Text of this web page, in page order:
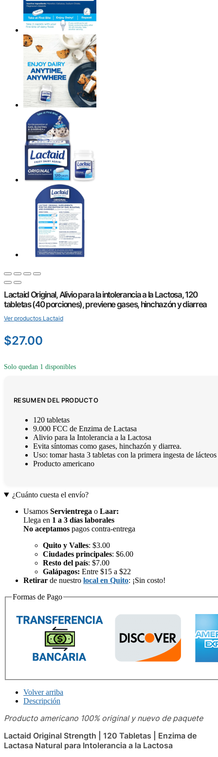
Lactaid Original, Alivio para la intolerancia a la Lactosa, 120
tabletas (40 porciones), previene gases, hinchazón y diarrea
Ver productos Lactaid
$27.00
Solo quedan 1 disponibles
RESUMEN DEL PRODUCTO
120 tabletas
9.000 FCC de Enzima de Lactasa
Alivio para la Intolerancia a la Lactosa
Evita síntomas como gases, hinchazón y diarrea.
Uso: tomar hasta 3 tabletas con la primera ingesta de lácteos
Producto americano
¿Cuánto cuesta el envío?
Usamos Servientrega o Laar:
Llega en 1 a 3 días laborales
No aceptamos pagos contra-entrega
Quito y Valles: $3.00
Ciudades principales: $6.00
Resto del país: $7.00
Galápagos: Entre $15 a $22
Retirar de nuestro local en Quito: ¡Sin costo!
Formas de Pago
Volver arriba
Descripción
Producto americano 100% original y nuevo de paquete
Lactaid Original Strength | 120 Tabletas | Enzima de
Lactasa Natural para Intolerancia a la Lactosa